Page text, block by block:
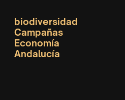
biodiversidad
Campañas
Economía
Andalucía